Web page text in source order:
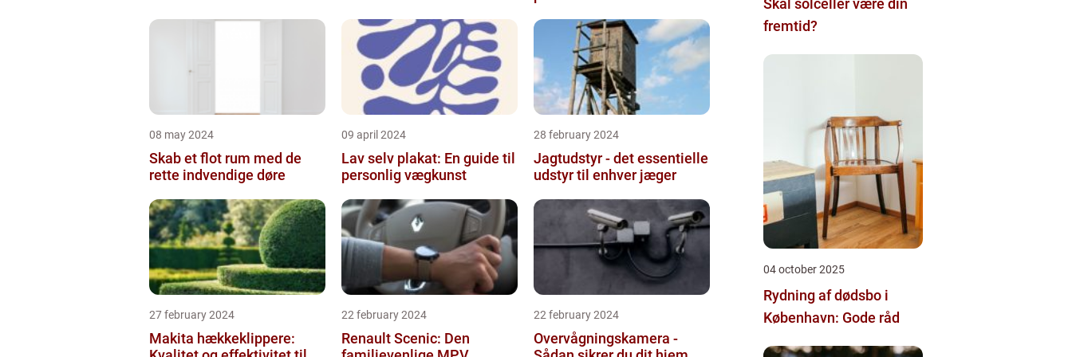
08 may 2024
Skab et flot rum med de
rette indvendige døre
09 april 2024
Lav selv plakat: En guide til
personlig vægkunst
28 february 2024
Jagtudstyr - det essentielle
udstyr til enhver jæger
27 february 2024
Makita hækkeklippere:
22 february 2024
Renault Scenic: Den
22 february 2024
Overvågningskamera -
Skal solceller være din
fremtid?
04 october 2025
Rydning af dødsbo i
København: Gode råd